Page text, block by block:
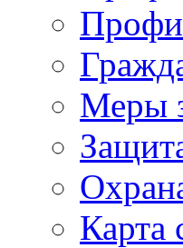
Меры
Карта